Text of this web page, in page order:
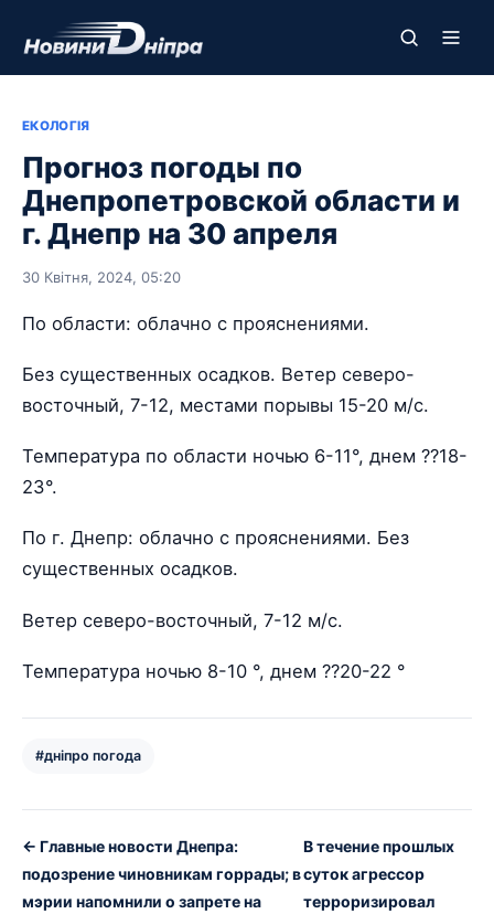
ЕКОЛОГІЯ
Прогноз погоды по
Днепропетровской области и
г. Днепр на 30 апреля
30 Квітня, 2024, 05:20
По области: облачно с прояснениями.
Без существенных осадков. Ветер северо-
восточный, 7-12, местами порывы 15-20 м/с.
Температура по области ночью 6-11°, днем ??18-
23°.
По г. Днепр: облачно с прояснениями. Без
существенных осадков.
Ветер северо-восточный, 7-12 м/с.
Температура ночью 8-10 °, днем ??20-22 °
#дніпро погода
← Главные новости Днепра:
подозрение чиновникам горрады; в
мэрии напомнили о запрете на
В течение прошлых
суток агрессор
терроризировал